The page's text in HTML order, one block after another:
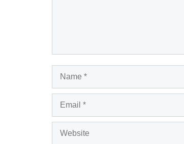
Name
Email
Website